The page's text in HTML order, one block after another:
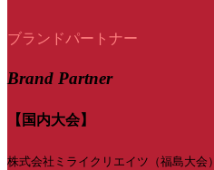
ブランドパートナー
Brand Partner
【国内大会】
株式会社ミライクリエイツ（福島大会）